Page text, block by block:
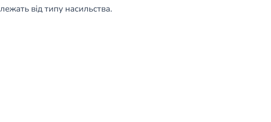
від типу насильства.